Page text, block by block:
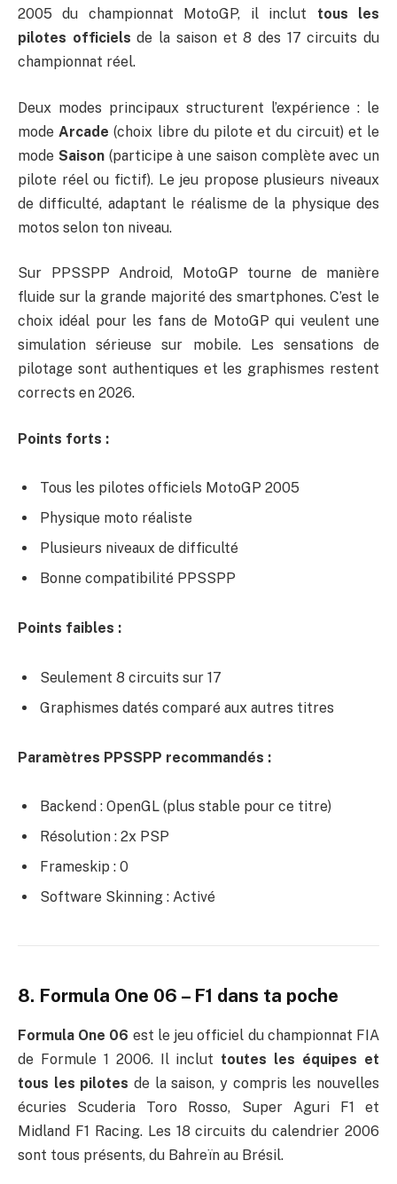
2005 du championnat MotoGP, il inclut tous les
pilotes officiels de la saison et 8 des 17 circuits du
championnat réel.
Deux modes principaux structurent l’expérience : le
mode Arcade (choix libre du pilote et du circuit) et le
mode Saison(participe à une saison complète avec un
pilote réel ou fictif). Le jeu propose plusieurs niveaux
de difficulté, adaptant le réalisme de la physique des
motos selon ton niveau.
Sur PPSSPP Android, MotoGP tourne de manière
fluide sur la grande majorité des smartphones. C’est le
choix idéal pour les fans de MotoGP qui veulent une
simulation sérieuse sur mobile. Les sensations de
pilotage sont authentiques et les graphismes restent
corrects en 2026.
Points forts :
Tous les pilotes officiels MotoGP 2005
Physique moto réaliste
Plusieurs niveaux de difficulté
Bonne compatibilité PPSSPP
Points faibles :
Seulement 8 circuits sur 17
Graphismes datés comparé aux autres titres
Paramètres PPSSPP recommandés :
Backend : OpenGL (plus stable pour ce titre)
Résolution : 2x PSP
Frameskip : 0
Software Skinning : Activé
8. Formula One 06 – F1 dans ta poche
Formula One 06 est le jeu officiel du championnat FIA
de Formule 1 2006. Il inclut toutes les équipes et
tous les pilotes de la saison, y compris les nouvelles
écuries Scuderia Toro Rosso, Super Aguri F1 et
Midland F1 Racing. Les 18 circuits du calendrier 2006
sont tous présents, du Bahreïn au Brésil.